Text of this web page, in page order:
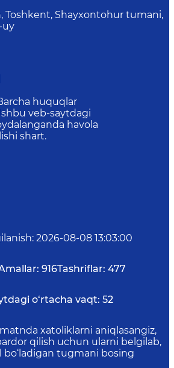
Toshkent, Shayxontohur tumani,
uy
huquqlar
veb-saytdagi
havola
shart.
: 2026-08-08 13:03:00
916Tashriflar: 477
o‘rtacha vaqt: 52
xatoliklarni aniqlasangiz,
qilish uchun ularni belgilab,
bo‘ladigan tugmani bosing